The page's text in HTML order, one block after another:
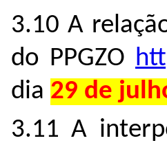
3.10 A
do PPGZO
dia 29 de
3.11 A